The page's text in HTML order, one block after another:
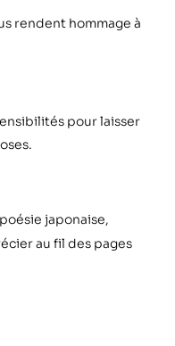
rendent hommage à
pour laisser
japonaise,
au fil des pages